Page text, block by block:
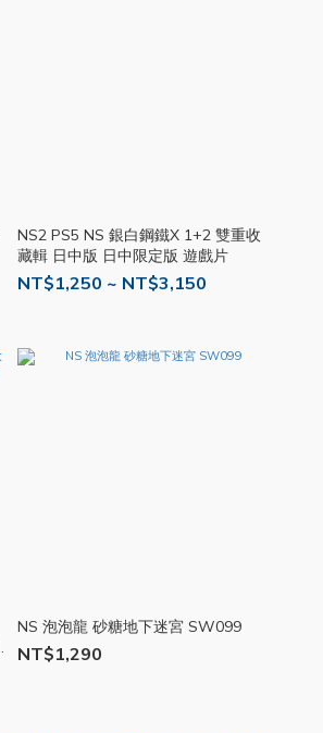
NS2 PS5 NS 銀白鋼鐵X 1+2 雙重收
藏輯 日中版 日中限定版 遊戲片
NT$1,250 ~ NT$3,150
NS 泡泡龍 砂糖地下迷宮 SW099
NT$1,290